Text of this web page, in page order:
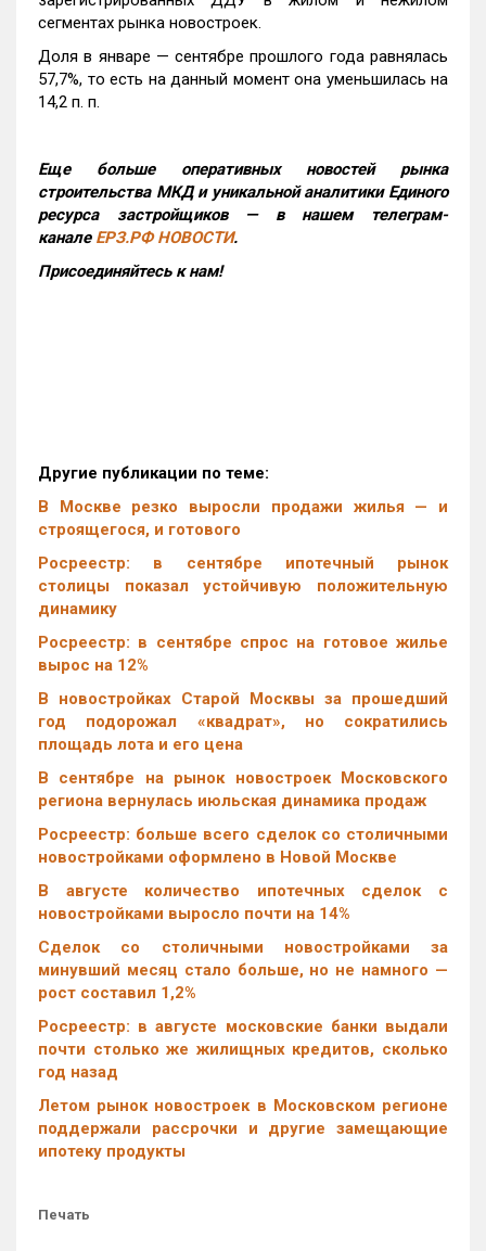
сегментах рынка новостроек.
Доля в январе — сентябре прошлого года равнялась
57,7%, то есть на данный момент она уменьшилась на
14,2 п. п.
Еще больше оперативных новостей рынка
строительства МКД и уникальной аналитики Единого
ресурса застройщиков — в нашем телеграм-
канале ЕРЗ.РФ НОВОСТИ.
Присоединяйтесь к нам!
Другие публикации по теме:
В Москве резко выросли продажи жилья — и
строящегося, и готового
Росреестр: в сентябре ипотечный рынок
столицы показал устойчивую положительную
динамику
Росреестр: в сентябре спрос на готовое жилье
вырос на 12%
В новостройках Старой Москвы за прошедший
год подорожал «квадрат», но сократились
площадь лота и его цена
В сентябре на рынок новостроек Московского
региона вернулась июльская динамика продаж
Росреестр: больше всего сделок со столичными
новостройками оформлено в Новой Москве
В августе количество ипотечных сделок с
новостройками выросло почти на 14%
Cделок со столичными новостройками за
минувший месяц стало больше, но не намного —
рост составил 1,2%
Росреестр: в августе московские банки выдали
почти столько же жилищных кредитов, сколько
год назад
Летом рынок новостроек в Московском регионе
поддержали рассрочки и другие замещающие
ипотеку продукты
Печать